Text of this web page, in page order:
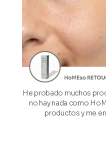
He probado muchos
no hay nada como
productos y me